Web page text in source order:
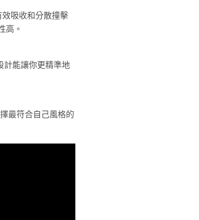
吸收和分散撞擊
高。
計能讓你更精準地
最符合自己風格的